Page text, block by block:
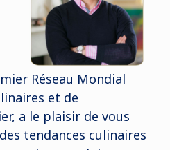
Réseau Mondial
et de
a le plaisir de vous
tendances culinaires